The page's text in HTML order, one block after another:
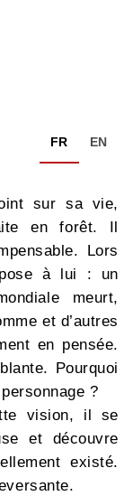
FR EN
sur sa vie,
en forêt. Il
Lors
à lui : un
meurt,
et d’autres
en pensée.
Pourquoi
?
vision, il se
et découvre
existé.